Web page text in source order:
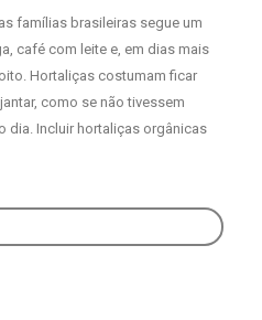
famílias brasileiras segue um
café com leite e, em dias mais
Hortaliças costumam ficar
como se não tivessem
dia. Incluir hortaliças orgânicas